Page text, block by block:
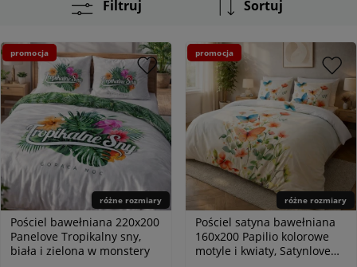
Filtruj Sortuj
różne rozmiary
Pościel bawełniana 220x200
Panelove Tropikalny sny,
biała i zielona w monstery
promocja
różne rozmiary
Pościel satyna bawełniana
160x200 Papilio kolorowe
motyle i kwiaty, Satynlove
promocja